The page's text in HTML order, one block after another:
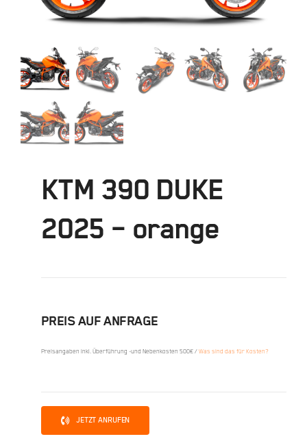
KTM 390 DUKE
2025 – orange
PREIS AUF ANFRAGE
Preisangaben inkl. Überführung -und Nebenkosten 500€ /Was sind das für Kosten?
JETZT ANRUFEN